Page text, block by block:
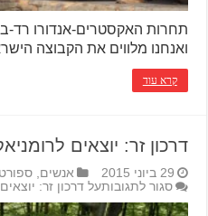
תחרות האקסטרים-אנדורו רד-
ואנחנו מלווים את הקבוצה
קרא עוד
דרכון זר: יוצאים
29 ביוני 2015 אנשים ,ספורט
סגור לתגובותעל דרכון זר: